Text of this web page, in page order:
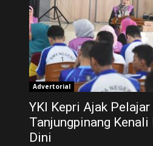
Advertorial
YKI Kepri Ajak
Tanjungpinang Kenali
Dini